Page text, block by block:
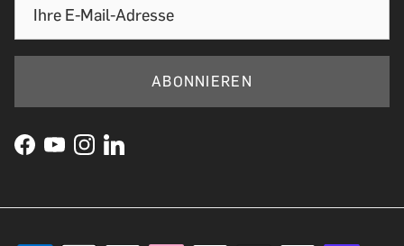
ABONNIEREN